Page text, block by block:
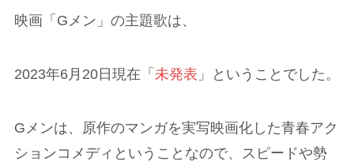
映画「Gメン」の主題歌は、
2023年6月20日現在「 未発表 」ということでした。
Gメンは、原作のマンガを実写映画化した青春アク
ションコメディということなので、スピードや勢